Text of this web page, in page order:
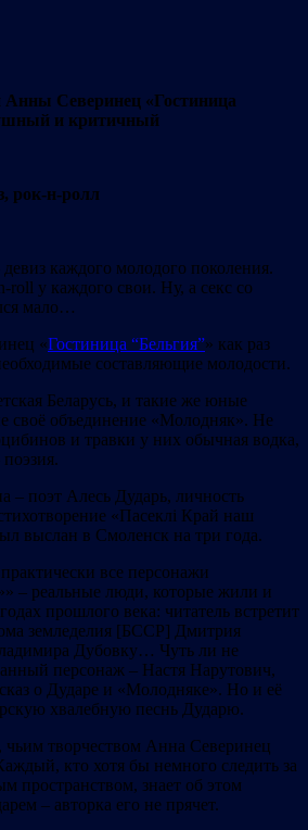
Анны Северинец «Гостиница
и критичный
рок-н-ролл
каждого молодого поколения.
roll у каждого свои. Ну, а секс со
мало…
«Гостиница “Бельгия”» как раз
составляющие молодости.
Беларусь, и такие же юные
своё объединение «Молодняк». Не
и травки у них обычная водка,
– поэт Алесь Дударь, личность
«Пасеклі Край наш
выслан в Смоленск на три года.
все персонажи
– реальные люди, которые жили и
прошлого века: читатель встретит
земледелия [БССР] Дмитрия
Дубовку… Чуть ли не
персонаж – Настя Нарутович,
о Дударе и «Молодняке». Но и её
хвалебную песнь Дударю.
чьим творчеством Анна Северинец
кто хотя бы немного следить за
пространством, знает об этом
– авторка его не прячет.